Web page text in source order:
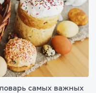
самых важных